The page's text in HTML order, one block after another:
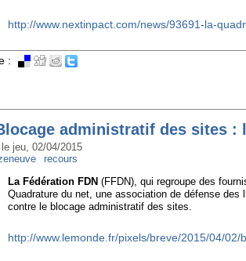
http://www.nextinpact.com/news/93691-la-
:
administratif des sites :
le jeu, 02/04/2015
recours
La Fédération FDN (FFDN), qui regroupe des
Quadrature du net, une association de défense
contre le blocage administratif des sites.
http://www.lemonde.fr/pixels/breve/2015/04/